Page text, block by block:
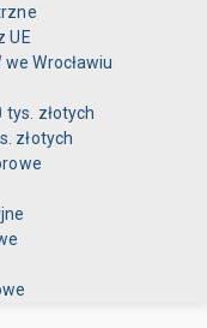
UE
we Wrocławiu
złotych
złotych